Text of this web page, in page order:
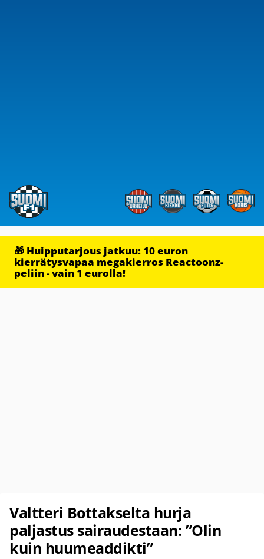
🎁 Huipputarjous jatkuu: 10 euron
kierrätysvapaa megakierros Reactoonz-
peliin - vain 1 eurolla!
Valtteri Bottakselta hurja
paljastus sairaudestaan: ”Olin
kuin huumeaddikti”